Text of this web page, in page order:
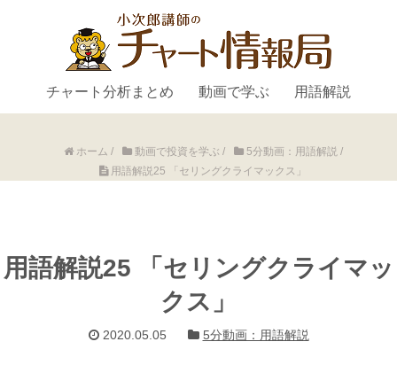
チャート分析まとめ 動画で学ぶ 用語解説
ホーム / 動画で投資を学ぶ / 5分動画：用語解説/
用語解説25 「セリングクライマックス」
用語解説25 「セリングクライマッ
クス」
2020.05.05 5分動画：用語解説